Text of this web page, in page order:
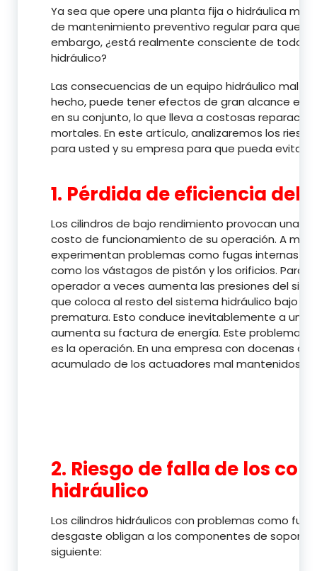
Ya sea que opere una planta fija o hidráulica
de mantenimiento preventivo regular para que
embargo, ¿está realmente consciente de todos
hidráulico?
Las consecuencias de un equipo hidráulico mal
hecho, puede tener efectos de gran alcance en
en su conjunto, lo que lleva a costosas
mortales. En este artículo, analizaremos los
para usted y su empresa para que pueda evitar
1. Pérdida de eficiencia del
Los cilindros de bajo rendimiento provocan una
costo de funcionamiento de su operación. A
experimentan problemas como fugas internas y
como los vástagos de pistón y los orificios. Para
operador a veces aumenta las presiones del
que coloca al resto del sistema hidráulico bajo
prematura. Esto conduce inevitablemente a una
aumenta su factura de energía. Este problema
es la operación. En una empresa con docenas o
acumulado de los actuadores mal mantenidos
2. Riesgo de falla de los
hidráulico
Los cilindros hidráulicos con problemas como
desgaste obligan a los componentes de soporte
siguiente: